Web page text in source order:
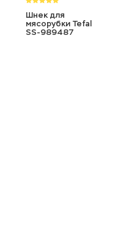
Шнек для
мясорубки Tefal
SS-989487